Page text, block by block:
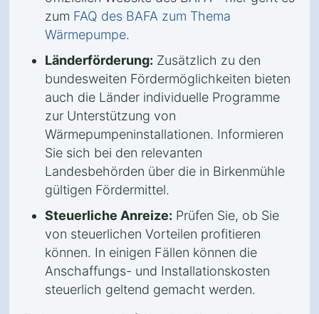
zum FAQ des BAFA zum Thema
Wärmepumpe.
Länderförderung: Zusätzlich zu den
bundesweiten Fördermöglichkeiten bieten
auch die Länder individuelle Programme
zur Unterstützung von
Wärmepumpeninstallationen. Informieren
Sie sich bei den relevanten
Landesbehörden über die in Birkenmühle
gültigen Fördermittel.
Steuerliche Anreize: Prüfen Sie, ob Sie
von steuerlichen Vorteilen profitieren
können. In einigen Fällen können die
Anschaffungs- und Installationskosten
steuerlich geltend gemacht werden.